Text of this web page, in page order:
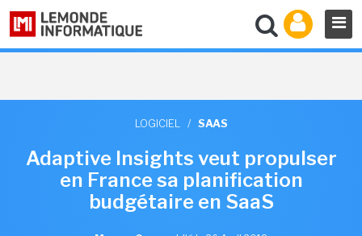
LOGICIEL / SAAS
Adaptive Insights veut propulser
en France sa planification
budgétaire en SaaS